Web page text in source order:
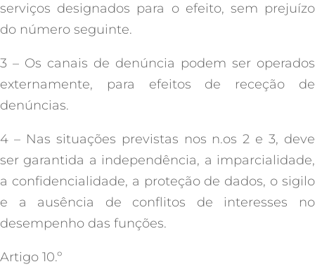
serviços designados para o efeito, sem prejuízo
do número seguinte.
3 – Os canais de denúncia podem ser operados
externamente, para efeitos de receção de
denúncias.
4 – Nas situações previstas nos n.os 2 e 3, deve
ser garantida a independência, a imparcialidade,
a confidencialidade, a proteção de dados, o sigilo
e a ausência de conflitos de interesses no
desempenho das funções.
Artigo 10.º